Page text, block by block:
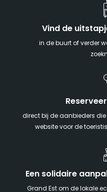
Vind de
in de buurt of verder
direct bij de aanbieders
website voor de
Een solidaire
Grand Est om de lokale